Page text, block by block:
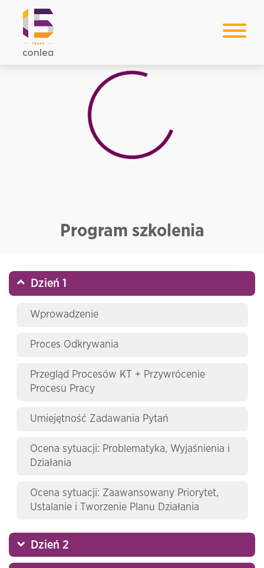
Loading...
Program szkolenia
Dzień 1
Wprowadzenie
Proces Odkrywania
Przegląd Procesów KT + Przywrócenie
Procesu Pracy
Umiejętność Zadawania Pytań
Ocena sytuacji: Problematyka, Wyjaśnienia i
Działania
Ocena sytuacji: Zaawansowany Priorytet,
Ustalanie i Tworzenie Planu Działania
Dzień 2